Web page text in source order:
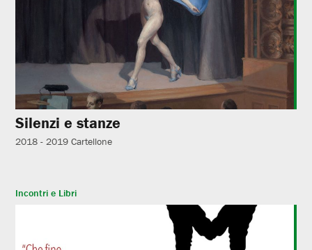
Silenzi e stanze
2018 - 2019 Cartellone
Incontri e Libri